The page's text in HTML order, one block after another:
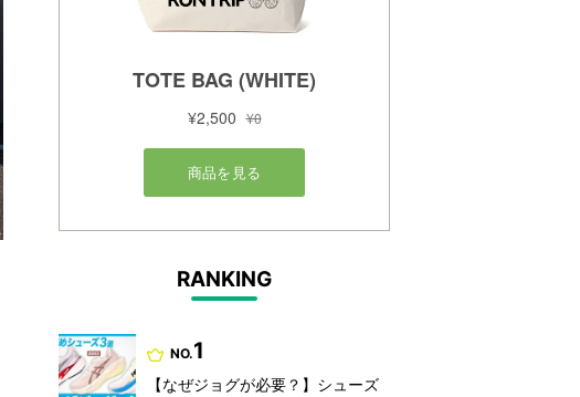
RANKING
NO.1
【なぜジョグが必要？】シューズ